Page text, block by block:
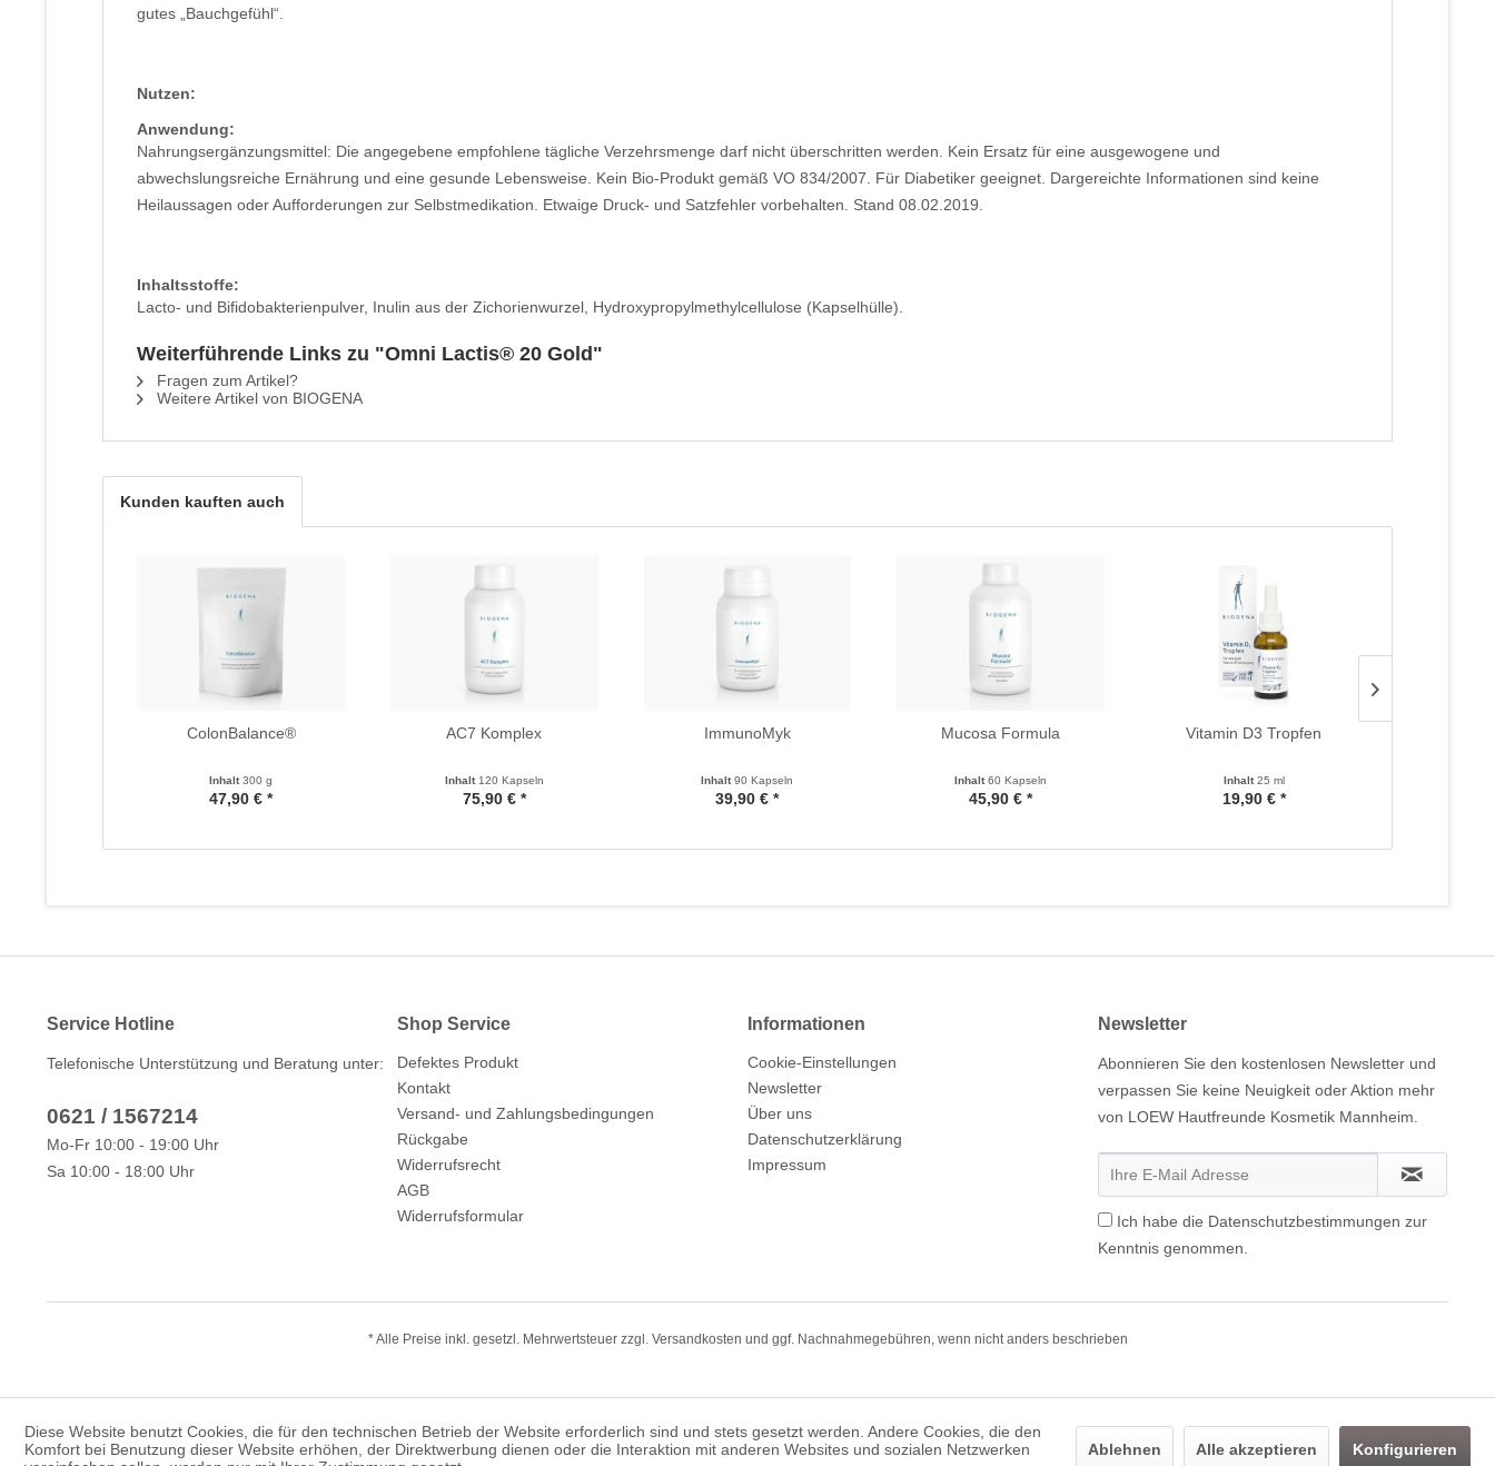
gutes „Bauchgefühl“.
Nutzen:
Anwendung:
Nahrungsergänzungsmittel: Die angegebene empfohlene tägliche Verzehrsmenge darf nicht überschritten werden. Kein Ersatz für eine ausgewogene und
abwechslungsreiche Ernährung und eine gesunde Lebensweise. Kein Bio-Produkt gemäß VO 834/2007. Für Diabetiker geeignet. Dargereichte Informationen sind keine
Heilaussagen oder Aufforderungen zur Selbstmedikation. Etwaige Druck- und Satzfehler vorbehalten. Stand 08.02.2019.
Inhaltsstoffe:
Lacto- und Bifidobakterienpulver, Inulin aus der Zichorienwurzel, Hydroxypropylmethylcellulose (Kapselhülle).
Weiterführende Links zu "Omni Lactis® 20 Gold"
Fragen zum Artikel?
Weitere Artikel von BIOGENA
Kunden kauften auch
ColonBalance®
Inhalt300 g
47,90 € *
AC7 Komplex
Inhalt 120 Kapseln
75,90 € *
ImmunoMyk
Inhalt90 Kapseln
39,90 € *
Mucosa Formula
Inhalt60 Kapseln
45,90 € *
Vitamin D3 Tropfen
Inhalt25 ml
19,90 € *
Service Hotline
Telefonische Unterstützung und Beratung unter:
0621 / 1567214
Mo-Fr 10:00 - 19:00 Uhr
Sa 10:00 - 18:00 Uhr
Shop Service
Defektes Produkt
Kontakt
Versand- und Zahlungsbedingungen
Rückgabe
Widerrufsrecht
AGB
Widerrufsformular
Informationen
Cookie-Einstellungen
Newsletter
Über uns
Datenschutzerklärung
Impressum
Newsletter
Abonnieren Sie den kostenlosen Newsletter und
verpassen Sie keine Neuigkeit oder Aktion mehr
von LOEW Hautfreunde Kosmetik Mannheim.
Ich habe die Datenschutzbestimmungen zur
Kenntnis genommen.
* Alle Preise inkl. gesetzl. Mehrwertsteuer zzgl. Versandkosten und ggf. Nachnahmegebühren, wenn nicht anders beschrieben
Diese Website benutzt Cookies, die für den technischen Betrieb der Website erforderlich sind und stets gesetzt werden. Andere Cookies, die den
Komfort bei Benutzung dieser Website erhöhen, der Direktwerbung dienen oder die Interaktion mit anderen Websites und sozialen Netzwerken
Ablehnen Alle akzeptieren Konfigurieren